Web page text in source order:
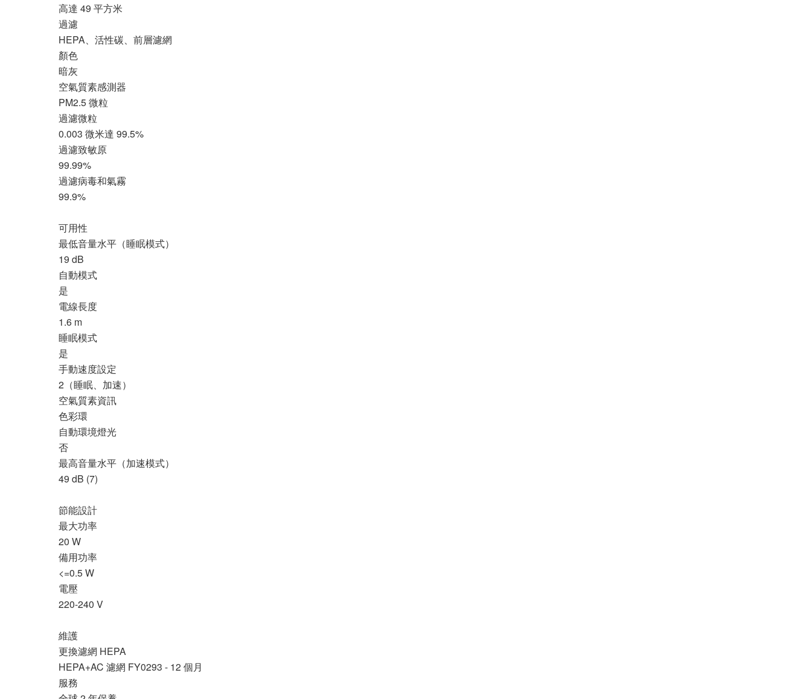
高達 49 平方米
過濾
HEPA、活性碳、前層濾網
顏色
暗灰
空氣質素感測器
PM2.5 微粒
過濾微粒
0.003 微米達 99.5%
過濾致敏原
99.99%
過濾病毒和氣霧
99.9%
可用性
最低音量水平（睡眠模式）
19 dB
自動模式
是
電線長度
1.6 m
睡眠模式
是
手動速度設定
2（睡眠、加速）
空氣質素資訊
色彩環
自動環境燈光
否
最高音量水平（加速模式）
49 dB (7)
節能設計
最大功率
20 W
備用功率
<=0.5 W
電壓
220-240 V
維護
更換濾網 HEPA
HEPA+AC 濾網 FY0293 - 12 個月
服務